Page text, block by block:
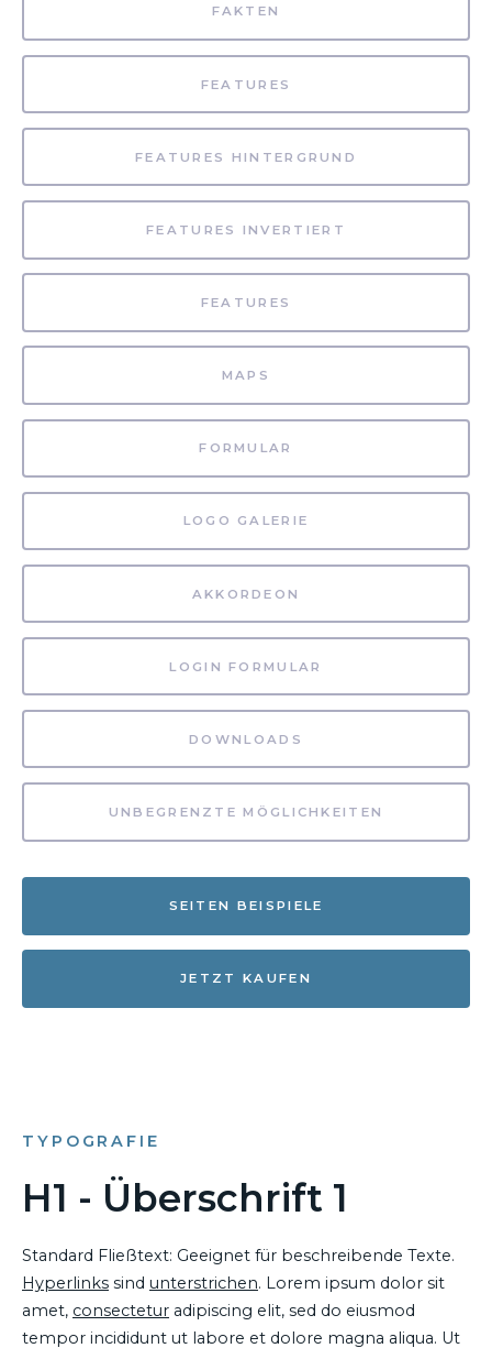
FAKTEN
FEATURES
FEATURES HINTERGRUND
FEATURES INVERTIERT
FEATURES
MAPS
FORMULAR
LOGO GALERIE
AKKORDEON
LOGIN FORMULAR
DOWNLOADS
UNBEGRENZTE MÖGLICHKEITEN
SEITEN BEISPIELE
JETZT KAUFEN
TYPOGRAFIE
H1 - Überschrift 1
Standard Fließtext: Geeignet für beschreibende Texte.
Hyperlinks sind unterstrichen. Lorem ipsum dolor sit
amet, consectetur adipiscing elit, sed do eiusmod
tempor incididunt ut labore et dolore magna aliqua. Ut